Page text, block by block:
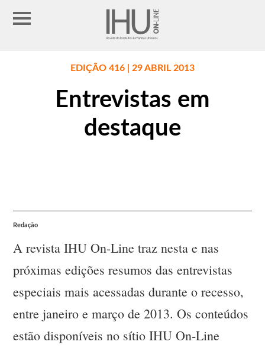
EDIÇÃO 416 | 29 ABRIL 2013
Entrevistas em
destaque
Redação
A revista IHU On-Line traz nesta e nas
próximas edições resumos das entrevistas
especiais mais acessadas durante o recesso,
entre janeiro e março de 2013. Os conteúdos
estão disponíveis no sítio IHU On-Line